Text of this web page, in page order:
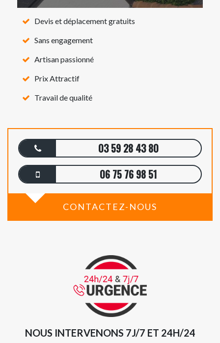
Devis et déplacement gratuits
Sans engagement
Artisan passionné
Prix Attractif
Travail de qualité
03 59 28 43 80
06 75 76 98 51
CONTACTEZ-NOUS
NOUS INTERVENONS 7J/7 ET 24H/24